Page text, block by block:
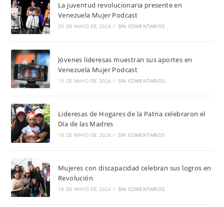
La juventud revolucionaria presente en
Venezuela Mujer Podcast
20 DE MAYO DE 2024 / SIN COMENTARIOS
Jóvenes lideresas muestran sus aportes en
Venezuela Mujer Podcast
19 DE MAYO DE 2024 / SIN COMENTARIOS
Lideresas de Hogares de la Patria celebraron el
Día de las Madres
18 DE MAYO DE 2024 / SIN COMENTARIOS
Mujeres con discapacidad celebran sus logros en
Revolución
18 DE MAYO DE 2024 / SIN COMENTARIOS